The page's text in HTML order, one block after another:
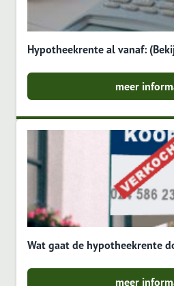
Hypotheekrente al vanaf:
meer
Wat gaat de hypotheekrente
meer